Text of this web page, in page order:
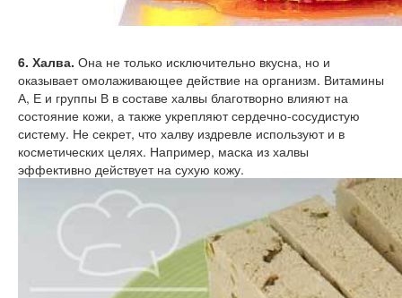
6. Халва. Она не только исключительно вкусна, но и
оказывает омолаживающее действие на организм. Витамины
А, Е и группы В в составе халвы благотворно влияют на
состояние кожи, а также укрепляют сердечно-сосудистую
систему. Не секрет, что халву издревле используют и в
косметических целях. Например, маска из халвы
эффективно действует на сухую кожу.